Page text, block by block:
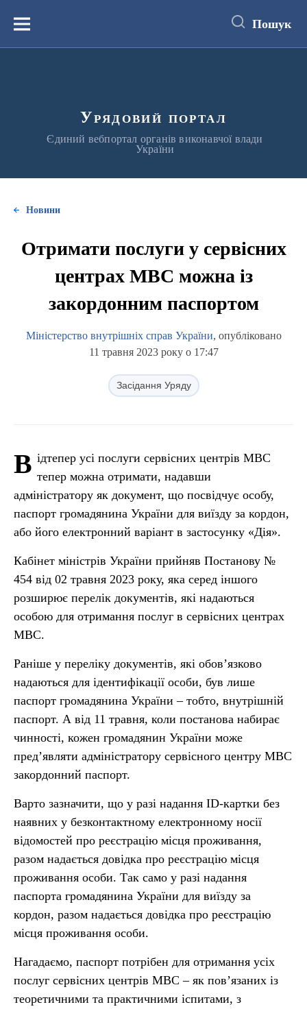
вмістуМеню Пошук
Урядовий портал
Єдиний вебпортал органів виконавчої влади
України
Новини
Отримати послуги у сервісних
центрах МВС можна із
закордонним паспортом
Міністерство внутрішніх справ України, опубліковано
11 травня 2023 року о 17:47
Засідання Уряду
В ідтепер усі послуги сервісних центрів МВС
тепер можна отримати, надавши
адміністратору як документ, що посвідчує особу,
паспорт громадянина України для виїзду за кордон,
або його електронний варіант в застосунку «Дія».
Кабінет міністрів України прийняв Постанову №
454 від 02 травня 2023 року, яка серед іншого
розширює перелік документів, які надаються
особою для отримання послуг в сервісних центрах
МВС.
Раніше у переліку документів, які обов’язково
надаються для ідентифікації особи, був лише
паспорт громадянина України – тобто, внутрішній
паспорт. А від 11 травня, коли постанова набирає
чинності, кожен громадянин України може
пред’являти адміністратору сервісного центру МВС
закордонний паспорт.
Варто зазначити, що у разі надання ID-картки без
наявних у безконтактному електронному носії
відомостей про реєстрацію місця проживання,
разом надається довідка про реєстрацію місця
проживання особи. Так само у разі надання
паспорта громадянина України для виїзду за
кордон, разом надається довідка про реєстрацію
місця проживання особи.
Нагадаємо, паспорт потрібен для отримання усіх
послуг сервісних центрів МВС – як пов’язаних із
теоретичними та практичними іспитами, з